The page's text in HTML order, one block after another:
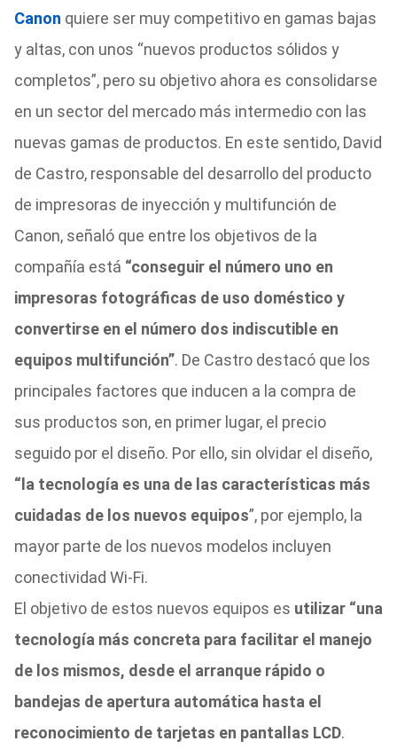
Canon quiere ser muy competitivo en gamas bajas
y altas, con unos “nuevos productos sólidos y
completos”, pero su objetivo ahora es consolidarse
en un sector del mercado más intermedio con las
nuevas gamas de productos. En este sentido, David
de Castro, responsable del desarrollo del producto
de impresoras de inyección y multifunción de
Canon, señaló que entre los objetivos de la
compañía está “conseguir el número uno en
impresoras fotográficas de uso doméstico y
convertirse en el número dos indiscutible en
equipos multifunción”. De Castro destacó que los
principales factores que inducen a la compra de
sus productos son, en primer lugar, el precio
seguido por el diseño. Por ello, sin olvidar el diseño,
“la tecnología es una de las características más
cuidadas de los nuevos equipos”, por ejemplo, la
mayor parte de los nuevos modelos incluyen
conectividad Wi-Fi.
El objetivo de estos nuevos equipos es utilizar “una
tecnología más concreta para facilitar el manejo
de los mismos, desde el arranque rápido o
bandejas de apertura automática hasta el
reconocimiento de tarjetas en pantallas LCD.